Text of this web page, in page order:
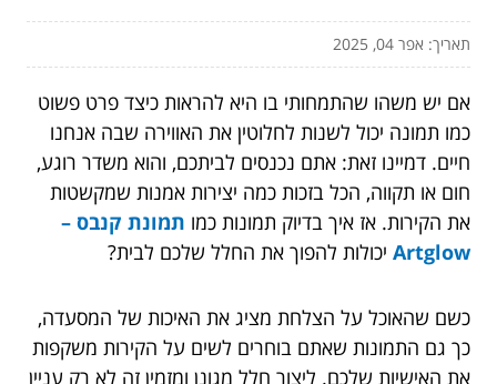
תאריך: אפר 04, 2025
אם יש משהו שהתמחותי בו היא להראות כיצד פרט פשוט
כמו תמונה יכול לשנות לחלוטין את האווירה שבה אנחנו
חיים. דמיינו זאת: אתם נכנסים לביתכם, והוא משדר רוגע,
חום או תקווה, הכל בזכות כמה יצירות אמנות שמקשטות
את הקירות. אז איך בדיוק תמונות כמו תמונת קנבס –
Artglow יכולות להפוך את החלל שלכם לבית?
כשם שהאוכל על הצלחת מציג את האיכות של המסעדה,
כך גם התמונות שאתם בוחרים לשים על הקירות משקפות
את האישיות שלכם. ליצור חלל מגונן ומזמין זה לא רק עניין